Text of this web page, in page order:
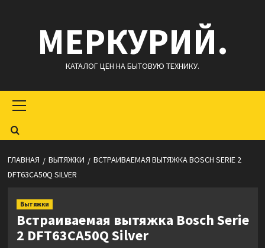
содержимомуМЕРКУРИЙ.
КАТАЛОГ ЦЕН НА БЫТОВУЮ ТЕХНИКУ.
меню
ГЛАВНАЯ ВЫТЯЖКИ
ВСТРАИВАЕМАЯ ВЫТЯЖКА BOSCH SERIE 2
DFT63CA50Q SILVER
Вытяжки
Встраиваемая вытяжка Bosch Serie
2 DFT63CA50Q Silver